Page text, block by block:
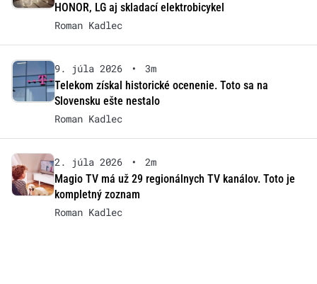
HONOR, LG aj skladací elektrobicykel
Roman Kadlec
9. júla 2026 •
3m
Telekom získal historické ocenenie. Toto sa na
Slovensku ešte nestalo
Roman Kadlec
2. júla 2026 •
2m
Magio TV má už 29 regionálnych TV kanálov. Toto je
kompletný zoznam
Roman Kadlec